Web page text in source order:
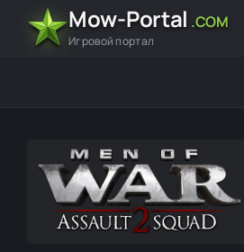
Mow-Portal .COM
Игровой портал